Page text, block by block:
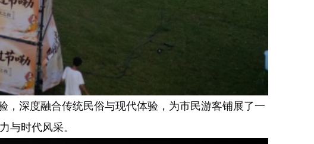
深度融合传统民俗与现代体验，为市民游客铺展了一
与时代风采。